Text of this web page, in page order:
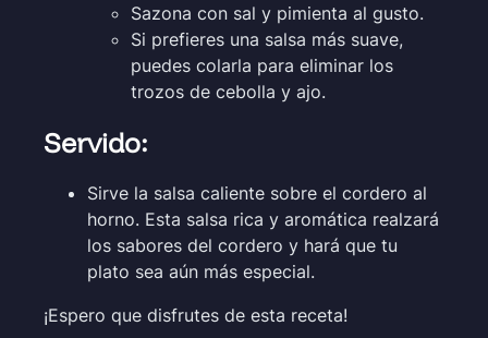
Sazona con sal y pimienta al gusto.
Si prefieres una salsa más suave,
puedes colarla para eliminar los
trozos de cebolla y ajo.
Servido:
Sirve la salsa caliente sobre el cordero al
horno. Esta salsa rica y aromática realzará
los sabores del cordero y hará que tu
plato sea aún más especial.
¡Espero que disfrutes de esta receta!